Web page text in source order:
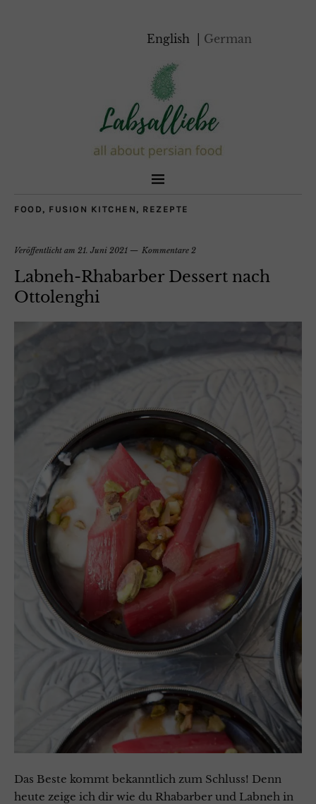
English German
FOOD , FUSION KITCHEN , REZEPTE
Veröffentlicht am 21. Juni 2021 Kommentare 2
Labneh-Rhabarber Dessert nach
Ottolenghi
Das Beste kommt bekanntlich zum Schluss! Denn
heute zeige ich dir wie du Rhabarber und Labneh in